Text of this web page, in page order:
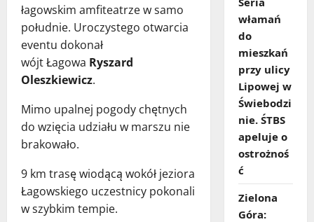
łagowskim amfiteatrze w samo
południe. Uroczystego otwarcia
eventu dokonał
wójt Łagowa Ryszard
Oleszkiewicz.
Mimo upalnej pogody chętnych
do wzięcia udziału w marszu nie
brakowało.
9 km trasę wiodącą wokół jeziora
Łagowskiego uczestnicy pokonali
w szybkim tempie.
włamań
do
mieszkań
przy ulicy
Lipowej w
Świebodzi
nie. ŚTBS
apeluje o
ostrożnoś
ć
Zielona
Góra: